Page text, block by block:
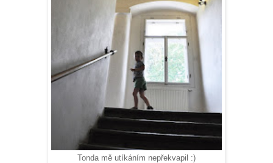
Tonda mě utíkáním nepřekvapil :)